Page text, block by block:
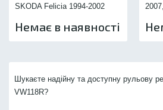
SKODA Felicia 1994-2002
Немає в наявності
Шукаєте надійну та доступну рульову
VW118R?